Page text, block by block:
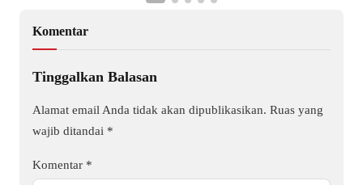
Komentar
Tinggalkan Balasan
Alamat email Anda tidak akan dipublikasikan. Ruas yang
wajib ditandai *
Komentar *